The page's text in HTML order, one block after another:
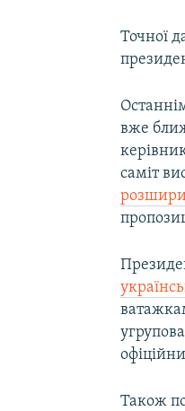
Точної
вже
саміт
Також